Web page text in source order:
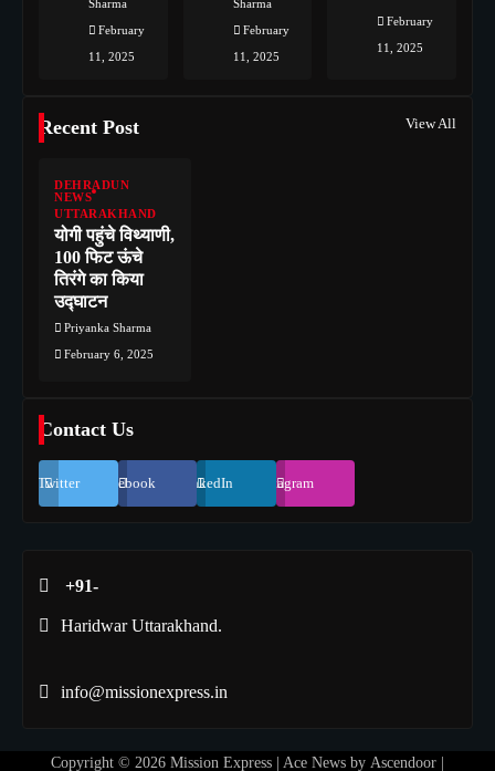
Sharma
February
11, 2025
Sharma
February
11, 2025
February
11, 2025
Recent Post View All
DEHRADUN
NEWS
UTTARAKHAND
योगी पहुंचे विथ्याणी,
100 फिट ऊंचे
तिरंगे का किया
उद्घाटन
Priyanka Sharma
February 6, 2025
Contact Us
Twitter Facebook LinkedIn Instagram
+91-
Haridwar Uttarakhand.
info@missionexpress.in
Copyright © 2026 Mission Express | Ace News by Ascendoor |